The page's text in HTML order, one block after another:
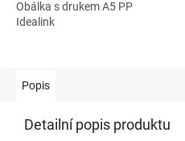
Obálka s drukem A5 PP
Idealink
Popis
Detailní popis produktu